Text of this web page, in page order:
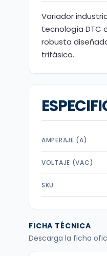
Variador
tecnología DTC
robusta
trifásico.
AMPERAJE (A)
VOLTAJE (VAC)
SKU
FICHA TÉCNICA
Descarga la ficha